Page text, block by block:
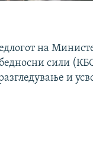
на
сили
и